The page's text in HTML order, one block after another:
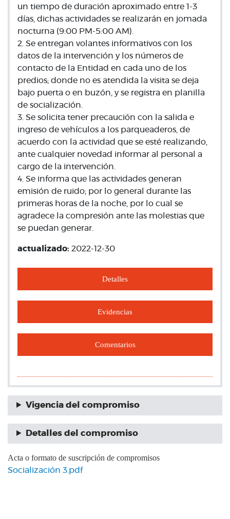
un tiempo de duración aproximado entre 1-3
días, dichas actividades se realizarán en jomada
nocturna (9:00 PM-5:00 AM).
2. Se entregan volantes informativos con los
datos de la intervención y los números de
contacto de la Entidad en cada uno de los
predios; donde no es atendida la visita se deja
bajo puerta o en buzón, y se registra en planilla
de socialización.
3. Se solicita tener precaución con la salida e
ingreso de vehículos a los parqueaderos, de
acuerdo con la actividad que se esté realizando,
ante cualquier novedad informar al personal a
cargo de la intervención.
4. Se informa que las actividades generan
emisión de ruido; por lo general durante las
primeras horas de la noche, por lo cual se
agradece la compresión ante las molestias que
se puedan generar.
actualizado: 2022-12-30
Detalles
Evidencias
Comentarios
Vigencia del compromiso
Detalles del compromiso
Acta o formato de suscripción de compromisos
Socialización 3.pdf